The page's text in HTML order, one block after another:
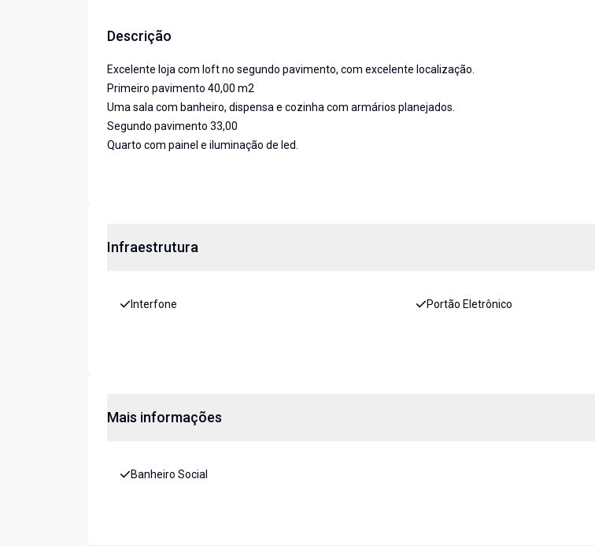
Descrição
Excelente loja com loft no segundo pavimento, com excelente localização.
Primeiro pavimento 40,00 m2
Uma sala com banheiro, dispensa e cozinha com armários planejados.
Segundo pavimento 33,00
Quarto com painel e iluminação de led.
Infraestrutura
Interfone Portão Eletrônico
Mais informações
Banheiro Social